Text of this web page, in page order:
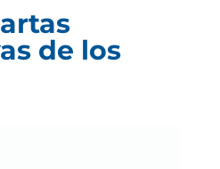
de los